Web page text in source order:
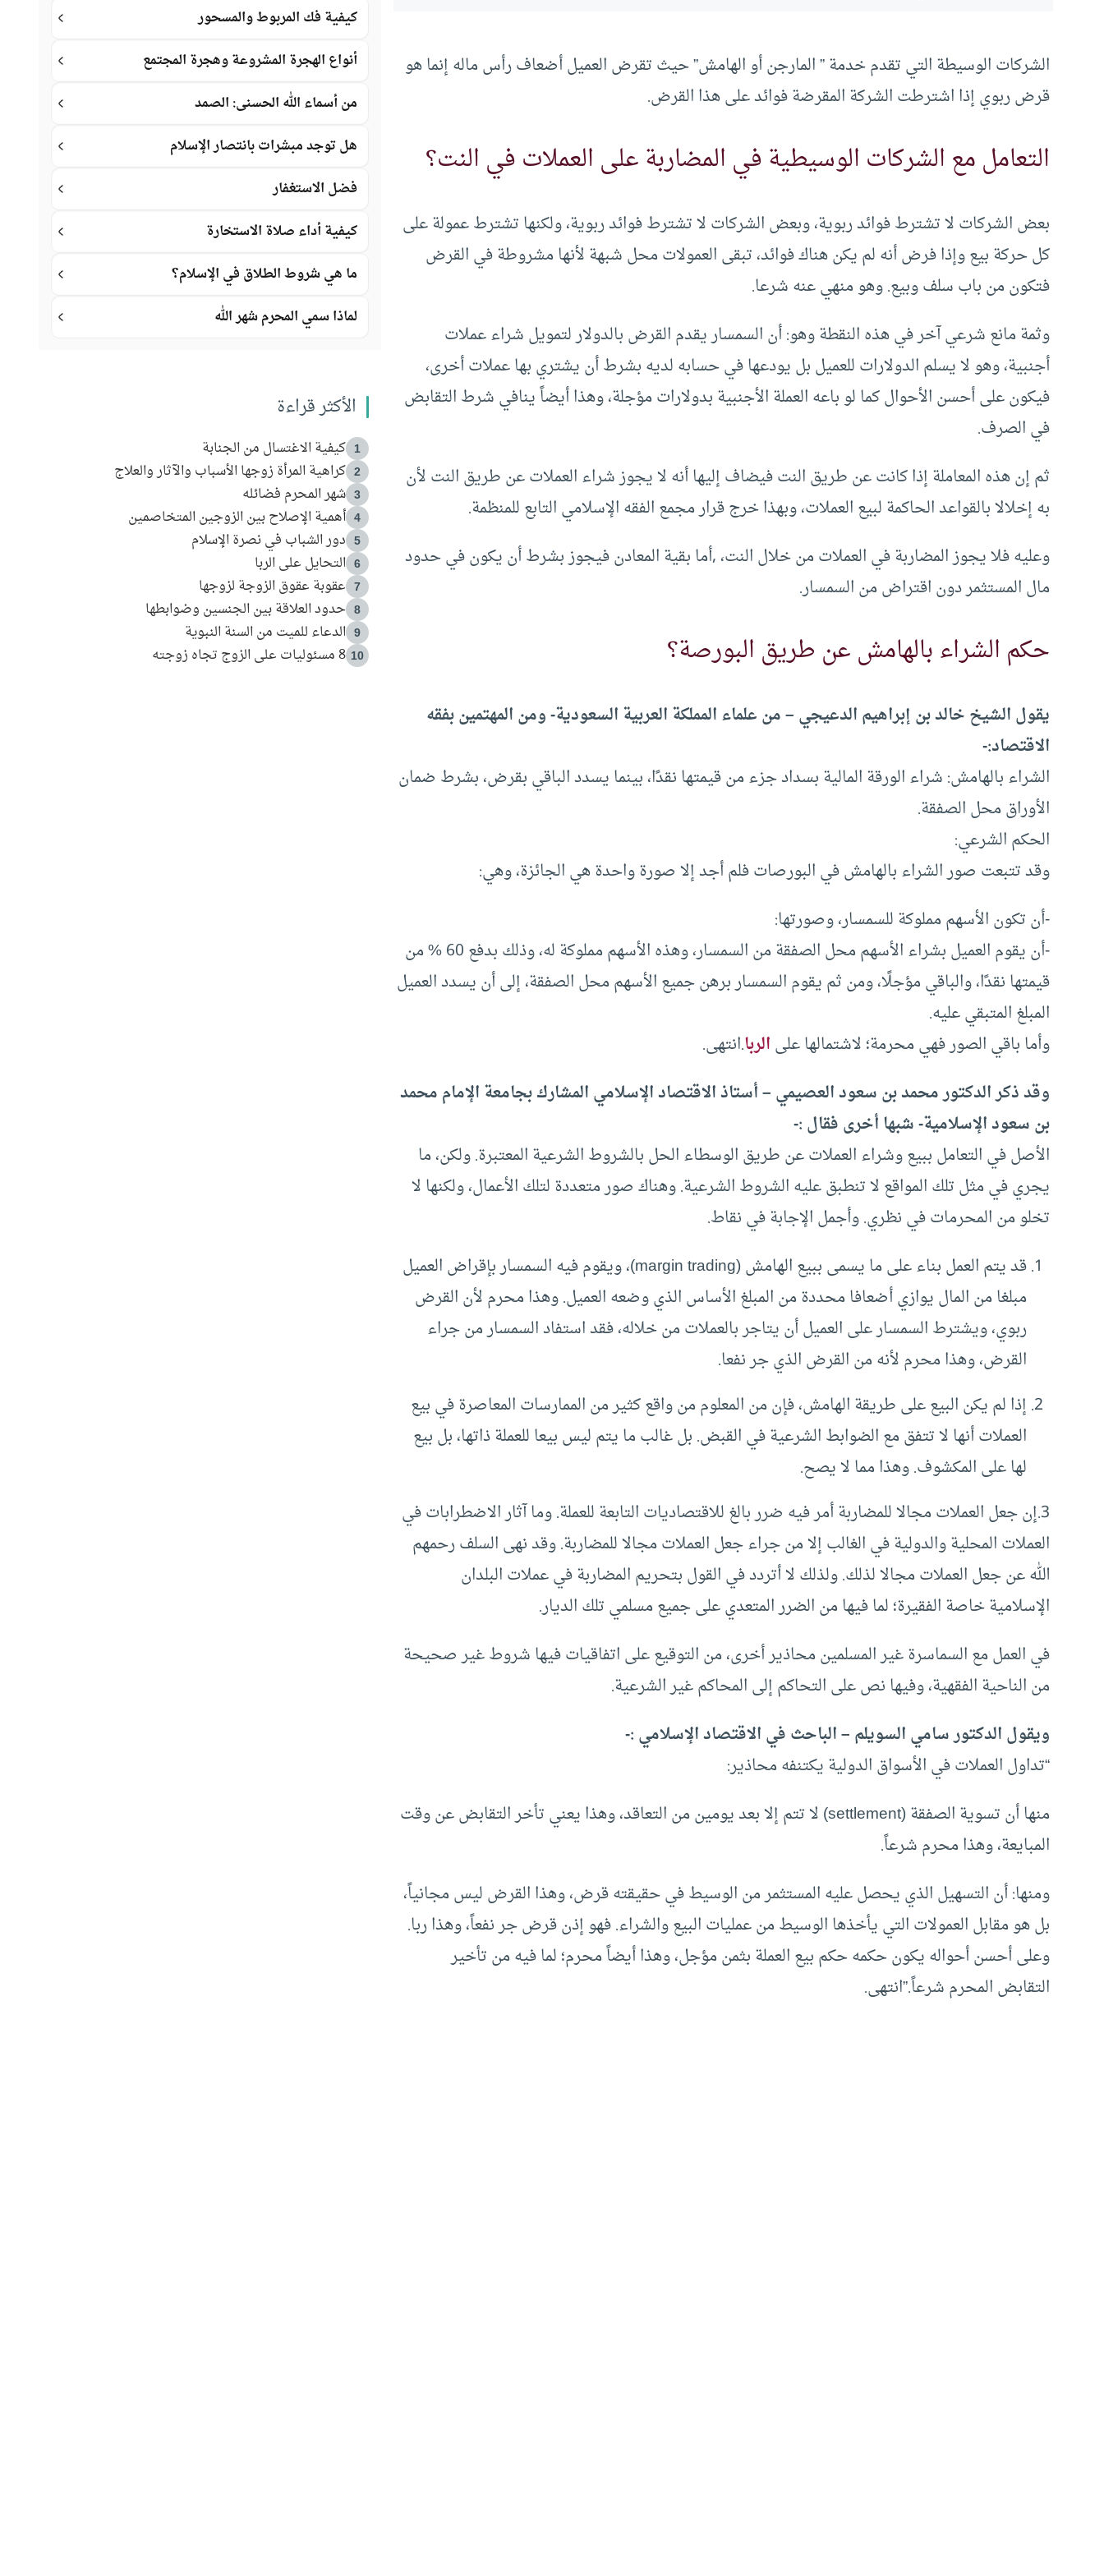
الشركات الوسيطة التي تقدم خدمة ” المارجن أو الهامش” حيث تقرض العميل أضعاف رأس ماله إنما هو
قرض ربوي إذا اشترطت الشركة المقرضة فوائد على هذا القرض.
التعامل مع الشركات الوسيطية في المضاربة على العملات في النت؟
بعض الشركات لا تشترط فوائد ربوية، وبعض الشركات لا تشترط فوائد ربوية، ولكنها تشترط عمولة على
كل حركة بيع وإذا فرض أنه لم يكن هناك فوائد، تبقى العمولات محل شبهة لأنها مشروطة في القرض
فتكون من باب سلف وبيع. وهو منهي عنه شرعا.
وثمة مانع شرعي آخر في هذه النقطة وهو: أن السمسار يقدم القرض بالدولار لتمويل شراء عملات
أجنبية، وهو لا يسلم الدولارات للعميل بل يودعها في حسابه لديه بشرط أن يشتري بها عملات أخرى،
فيكون على أحسن الأحوال كما لو باعه العملة الأجنبية بدولارات مؤجلة، وهذا أيضاً ينافي شرط التقابض
في الصرف.
ثم إن هذه المعاملة إذا كانت عن طريق النت فيضاف إليها أنه لا يجوز شراء العملات عن طريق النت لأن
به إخلالا بالقواعد الحاكمة لبيع العملات، وبهذا خرج قرار مجمع الفقه الإسلامي التابع للمنظمة.
وعليه فلا يجوز المضاربة في العملات من خلال النت، ,أما بقية المعادن فيجوز بشرط أن يكون في حدود
مال المستثمر دون اقتراض من السمسار.
حكم الشراء بالهامش عن طريق البورصة؟
يقول الشيخ خالد بن إبراهيم الدعيجي – من علماء المملكة العربية السعودية- ومن المهتمين بفقه
الاقتصاد:-
الشراء بالهامش: شراء الورقة المالية بسداد جزء من قيمتها نقدًا، بينما يسدد الباقي بقرض، بشرط ضمان
الأوراق محل الصفقة.
الحكم الشرعي:
وقد تتبعت صور الشراء بالهامش في البورصات فلم أجد إلا صورة واحدة هي الجائزة، وهي:
-أن تكون الأسهم مملوكة للسمسار، وصورتها:
-أن يقوم العميل بشراء الأسهم محل الصفقة من السمسار، وهذه الأسهم مملوكة له، وذلك بدفع 60 % من
قيمتها نقدًا، والباقي مؤجلًا، ومن ثم يقوم السمسار برهن جميع الأسهم محل الصفقة، إلى أن يسدد العميل
المبلغ المتبقي عليه.
وأما باقي الصور فهي محرمة؛ لاشتمالها علىالربا.انتهى.
وقد ذكر الدكتور محمد بن سعود العصيمي – أستاذ الاقتصاد الإسلامي المشارك بجامعة الإمام محمد
بن سعود الإسلامية- شبها أخرى فقال :-
الأصل في التعامل ببيع وشراء العملات عن طريق الوسطاء الحل بالشروط الشرعية المعتبرة. ولكن، ما
يجري في مثل تلك المواقع لا تنطبق عليه الشروط الشرعية. وهناك صور متعددة لتلك الأعمال، ولكنها لا
تخلو من المحرمات في نظري. وأجمل الإجابة في نقاط.
قد يتم العمل بناء على ما يسمى ببيع الهامش (margin trading)، ويقوم فيه السمسار بإقراض العميل
مبلغا من المال يوازي أضعافا محددة من المبلغ الأساس الذي وضعه العميل. وهذا محرم لأن القرض
ربوي، ويشترط السمسار على العميل أن يتاجر بالعملات من خلاله، فقد استفاد السمسار من جراء
القرض، وهذا محرم لأنه من القرض الذي جر نفعا.
إذا لم يكن البيع على طريقة الهامش، فإن من المعلوم من واقع كثير من الممارسات المعاصرة في بيع
العملات أنها لا تتفق مع الضوابط الشرعية في القبض. بل غالب ما يتم ليس بيعا للعملة ذاتها، بل بيع
لها على المكشوف. وهذا مما لا يصح.
3.إن جعل العملات مجالا للمضاربة أمر فيه ضرر بالغ للاقتصاديات التابعة للعملة. وما آثار الاضطرابات في
العملات المحلية والدولية في الغالب إلا من جراء جعل العملات مجالا للمضاربة. وقد نهى السلف رحمهم
الله عن جعل العملات مجالا لذلك. ولذلك لا أتردد في القول بتحريم المضاربة في عملات البلدان
الإسلامية خاصة الفقيرة؛ لما فيها من الضرر المتعدي على جميع مسلمي تلك الديار.
في العمل مع السماسرة غير المسلمين محاذير أخرى، من التوقيع على اتفاقيات فيها شروط غير صحيحة
من الناحية الفقهية، وفيها نص على التحاكم إلى المحاكم غير الشرعية.
ويقول الدكتور سامي السويلم – الباحث في الاقتصاد الإسلامي :-
“تداول العملات في الأسواق الدولية يكتنفه محاذير:
منها أن تسوية الصفقة (settlement) لا تتم إلا بعد يومين من التعاقد، وهذا يعني تأخر التقابض عن وقت
المبايعة، وهذا محرم شرعاً.
ومنها: أن التسهيل الذي يحصل عليه المستثمر من الوسيط في حقيقته قرض، وهذا القرض ليس مجانياً،
بل هو مقابل العمولات التي يأخذها الوسيط من عمليات البيع والشراء. فهو إذن قرض جر نفعاً، وهذا ربا.
وعلى أحسن أحواله يكون حكمه حكم بيع العملة بثمن مؤجل، وهذا أيضاً محرم؛ لما فيه من تأخير
التقابض المحرم شرعاً.”انتهى.
كيفية فك المربوط والمسحور
أنواع الهجرة المشروعة وهجرة المجتمع
من أسماء الله الحسنى: الصمد
هل توجد مبشرات بانتصار الإسلام
فضل الاستغفار
كيفية أداء صلاة الاستخارة
ما هي شروط الطلاق في الإسلام؟
لماذا سمي المحرم شهر الله
الأكثر قراءة
1 كيفية الاغتسال من الجنابة
2 كراهية المرأة زوجها الأسباب والآثار والعلاج
3 شهر المحرم فضائله
4 أهمية الإصلاح بين الزوجين المتخاصمين
5 دور الشباب في نصرة الإسلام
6 التحايل على الربا
7 عقوبة عقوق الزوجة لزوجها
8 حدود العلاقة بين الجنسين وضوابطها
9 الدعاء للميت من السنة النبوية
10 8 مسئوليات على الزوج تجاه زوجته